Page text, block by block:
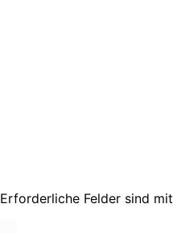
Erforderliche Felder sind mit